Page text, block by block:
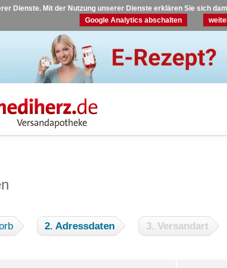
Dienste. Mit der Nutzung unserer Dienste erklären Sie sich
Google Analytics abschalten
2. Adressdaten 3. Versandart